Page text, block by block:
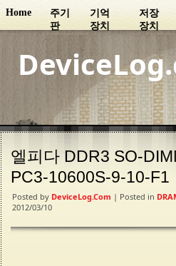
Home
주기
판
기억
장치
저장
장치
엘피다 DDR3 SO-
PC3-10600S-9-10-F1
Posted by DeviceLog.com | Posted in
2012/03/10